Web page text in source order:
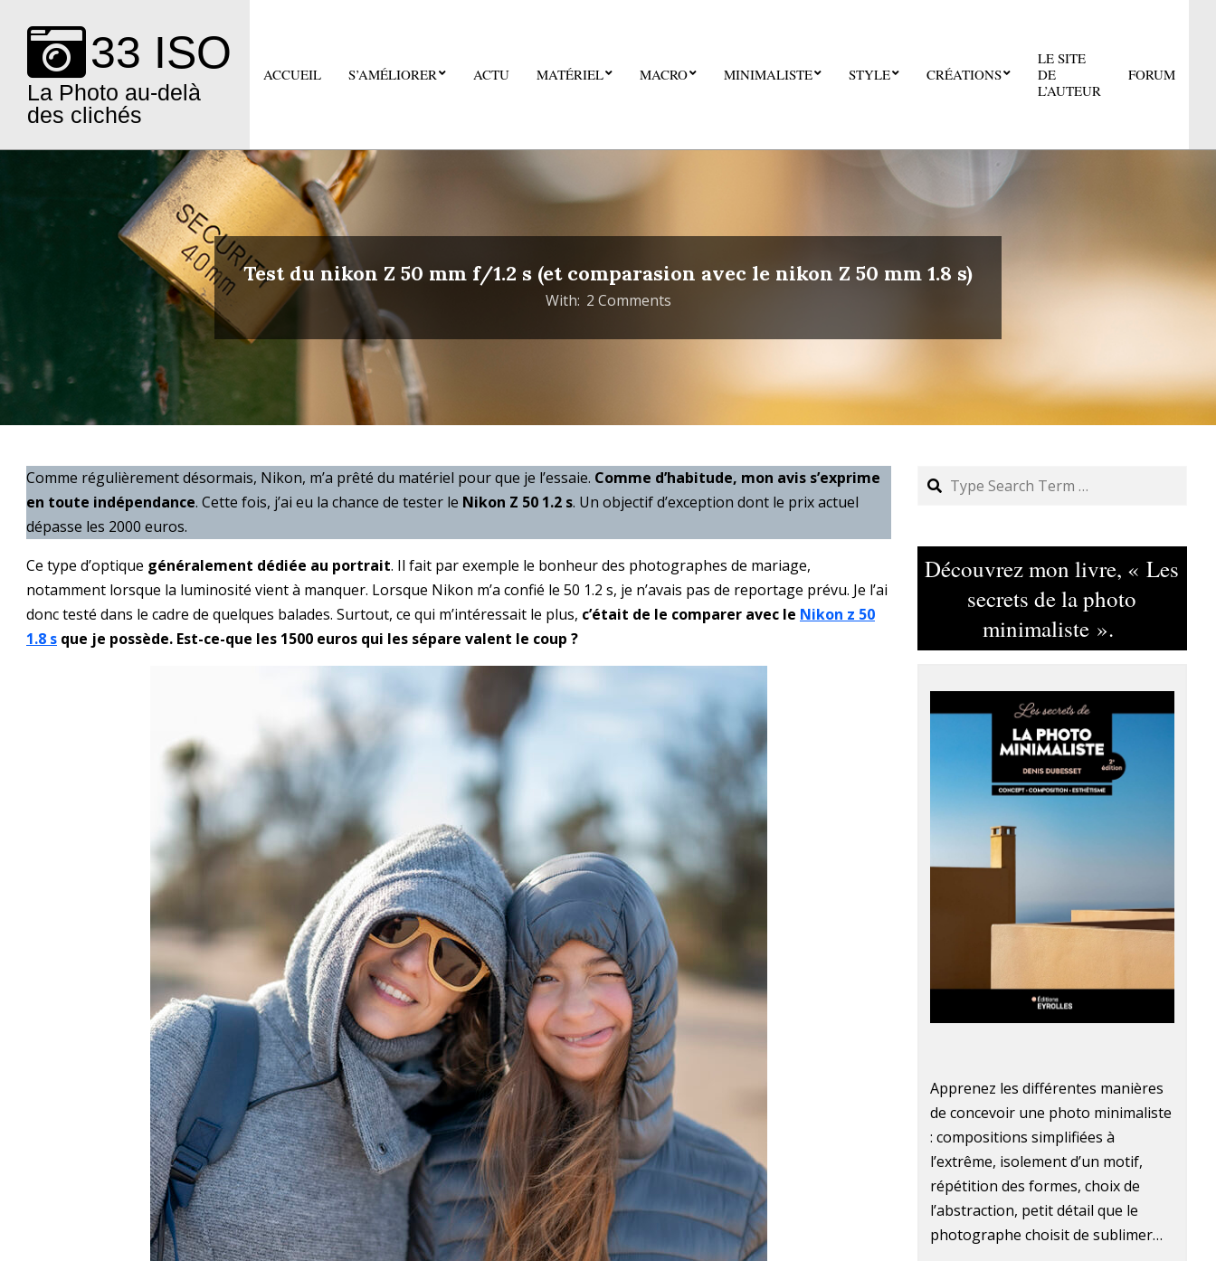
content
33 ISO
La Photo au-delà
des clichés
ACCUEIL S’AMÉLIORER ACTU MATÉRIEL MACRO MINIMALISTE STYLE CRÉATIONS
LE SITE
DE
L’AUTEUR
FORUM
Test du nikon Z 50 mm f/1.2 s (et comparasion avec le nikon Z 50 mm 1.8 s)
With: 2 Comments
Comme régulièrement désormais, Nikon, m’a prêté du matériel pour que je l’essaie. Comme d’habitude, mon avis s’exprime
en toute indépendance. Cette fois, j’ai eu la chance de tester le Nikon Z 50 1.2 s. Un objectif d’exception dont le prix actuel
dépasse les 2000 euros.
Ce type d’optique généralement dédiée au portrait. Il fait par exemple le bonheur des photographes de mariage,
notamment lorsque la luminosité vient à manquer. Lorsque Nikon m’a confié le 50 1.2 s, je n’avais pas de reportage prévu. Je l’ai
donc testé dans le cadre de quelques balades. Surtout, ce qui m’intéressait le plus, c’était de le comparer avec le Nikon z 50
1.8 s que je possède. Est-ce-que les 1500 euros qui les sépare valent le coup ?
Search
Découvrez mon livre, « Les
secrets de la photo
minimaliste ».
Apprenez les différentes manières
de concevoir une photo minimaliste
: compositions simplifiées à
l’extrême, isolement d’un motif,
répétition des formes, choix de
l’abstraction, petit détail que le
photographe choisit de sublimer…